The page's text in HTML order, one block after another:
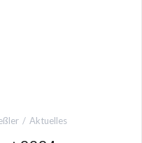
Aktuelles